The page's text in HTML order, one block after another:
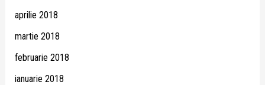
aprilie 2018
martie 2018
februarie 2018
ianuarie 2018